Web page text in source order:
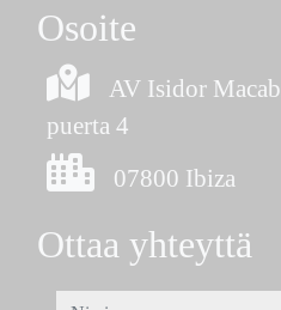
Osoite
AV Isidor
puerta 4
07800 Ibiza
Ottaa yhteyttä